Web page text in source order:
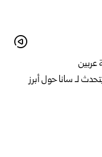
عربين